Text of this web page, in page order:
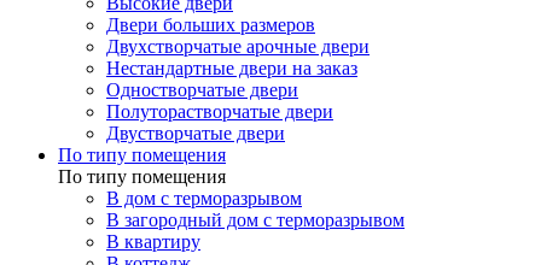
Двери больших размеров
Двухстворчатые арочные двери
Нестандартные двери на заказ
Одностворчатые двери
Полуторастворчатые двери
Двустворчатые двери
По типу помещения
По типу помещения
В дом с терморазрывом
В загородный дом с терморазрывом
В квартиру